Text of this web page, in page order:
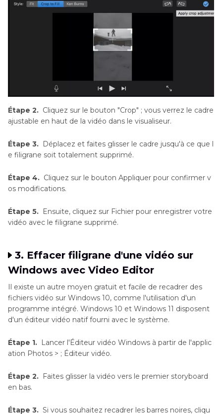
Étape 2. Cliquez sur le bouton "Crop" ; vous verrez le cadre
ajustable en haut de la vidéo dans le visualiseur.
Étape 3. Déplacez et faites glisser le cadre jusqu'à ce que l
e filigrane soit totalement supprimé.
Étape 4. Cliquez sur le bouton Appliquer pour confirmer v
os modifications.
Étape 5. Ensuite, cliquez sur Fichier pour enregistrer votre
vidéo avec le filigrane supprimé.
3. Effacer filigrane d'une vidéo sur
Windows avec Video Editor
Il existe un autre moyen gratuit et facile de recadrer des
fichiers vidéo sur Windows 10, comme l'utilisation d'un
programme intégré. Windows 10 et Windows 11 disposent
d'un éditeur vidéo natif fourni avec le système.
Étape 1. Lancer l'Éditeur vidéo Windows à partir de l'applic
ation Photos > ; Éditeur vidéo.
Étape 2. Faites glisser la vidéo vers le premier storyboard
en bas.
Étape 3. Si vous souhaitez recadrer les barres noires, cliqu